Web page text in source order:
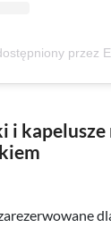
przez
i